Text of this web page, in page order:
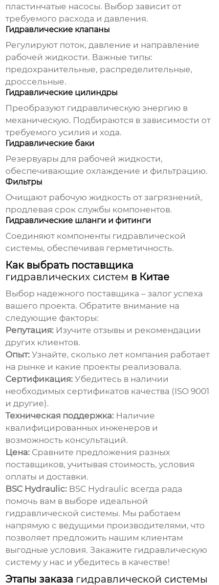
пластинчатые насосы. Выбор зависит от
требуемого расхода и давления.
Гидравлические клапаны
Регулируют поток, давление и направление
рабочей жидкости. Важные типы:
предохранительные, распределительные,
дроссельные.
Гидравлические цилиндры
Преобразуют гидравлическую энергию в
механическую. Подбираются в зависимости от
требуемого усилия и хода.
Гидравлические баки
Резервуары для рабочей жидкости,
обеспечивающие охлаждение и фильтрацию.
Фильтры
Очищают рабочую жидкость от загрязнений,
продлевая срок службы компонентов.
Гидравлические шланги и фитинги
Соединяют компоненты гидравлической
системы, обеспечивая герметичность.
Как выбрать поставщика
гидравлических систем в Китае
Выбор надежного поставщика – залог успеха
вашего проекта. Обратите внимание на
следующие факторы:
Репутация: Изучите отзывы и рекомендации
других клиентов.
Опыт: Узнайте, сколько лет компания работает
на рынке и какие проекты реализовала.
Сертификация: Убедитесь в наличии
необходимых сертификатов качества (ISO 9001
и другие).
Техническая поддержка: Наличие
квалифицированных инженеров и
возможность консультаций.
Цена: Сравните предложения разных
поставщиков, учитывая стоимость, условия
оплаты и доставки.
BSC Hydraulic: BSC Hydraulic всегда рада
помочь вам в выборе идеальной
гидравлической системы. Мы работаем
напрямую с ведущими производителями, что
позволяет предложить нашим клиентам
выгодные условия.Закажите гидравлическую
систему у нас и убедитесь в качестве!
Этапы заказа гидравлической системы